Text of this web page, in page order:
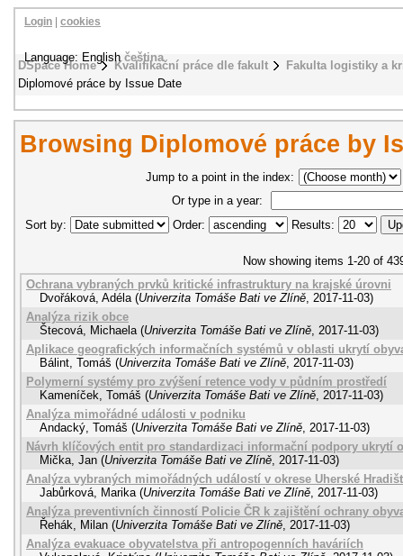
DSpace Home Kvalifikační práce dle fakult
Fakulta logistiky a
Diplomové práce by Issue Date
Login cookies
Language: Englishčeština
Browsing Diplomové práce by
Jump to a point in the index:
Or type in a year:
Sort by:
Order: Results:
Now showing items 1-20 of
Ochrana vybraných prvků kritické infrastruktury na krajské úrovni
Dvořáková, Adéla (Univerzita Tomáše Bati ve Zlíně, 2017-11-03)
Analýza rizik obce
Štecová, Michaela (Univerzita Tomáše Bati ve Zlíně, 2017-11-03)
Aplikace geografických informačních systémů v oblasti ukrytí
Bálint, Tomáš (Univerzita Tomáše Bati ve Zlíně, 2017-11-03)
Polymerní systémy pro zvýšení retence vody v půdním prostředí
Kameníček, Tomáš (Univerzita Tomáše Bati ve Zlíně, 2017-11-03)
Analýza mimořádné události v podniku
Andacký, Tomáš (Univerzita Tomáše Bati ve Zlíně, 2017-11-03)
Návrh klíčových entit pro standardizaci informační podpory ukrytí
Mička, Jan (Univerzita Tomáše Bati ve Zlíně, 2017-11-03)
Analýza vybraných mimořádných událostí v okrese Uherské
Jabůrková, Marika (Univerzita Tomáše Bati ve Zlíně, 2017-11-03)
Analýza preventivních činností Policie ČR k zajištění ochrany
Řehák, Milan (Univerzita Tomáše Bati ve Zlíně, 2017-11-03)
Analýza evakuace obyvatelstva při antropogenních haváriích